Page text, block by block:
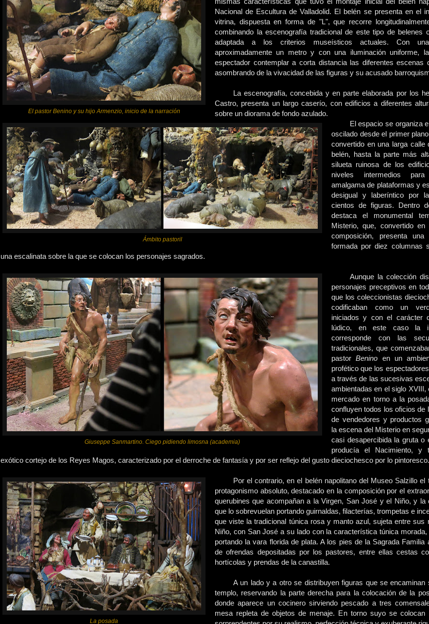
El pastor Benino y su hijo Armenzio, inicio de la narración
Nacional de Escultura de Valladolid. El belén se presenta en el
vitrina, dispuesta en forma de "L", que recorre
combinando la escenografía tradicional de este tipo de belenes
adaptada a los criterios museísticos actuales. Con
aproximadamente un metro y con una iluminación uniforme,
espectador contemplar a corta distancia las diferentes escenas
asombrando de la vivacidad de las figuras y su acusado
La escenografía, concebida y en parte elaborada por los
Castro, presenta un largo caserío, con edificios a diferentes
sobre un diorama de fondo azulado.
Ámbito pastoril
El espacio se organiza
oscilado desde el primer
convertido en una larga calle
belén, hasta la parte más
silueta ruinosa de los
niveles intermedios
amalgama de plataformas y
desigual y laberíntico por
cientos de figuras. Dentro
destaca el monumental
Misterio, que, convertido
composición, presenta
formada por diez columnas
una escalinata sobre la que se colocan los personajes sagrados.
Giuseppe Sanmartino. Ciego pidiendo limosna (academia)
Aunque la colección
personajes preceptivos en
que los coleccionistas
codificaban como un
iniciados y con el carácter
lúdico, en este caso la
corresponde con las
tradicionales, que
pastorBenino en un
profético que los
a través de las sucesivas
ambientadas en el siglo XVIII,
mercado en torno a la
confluyen todos los oficios de
de vendedores y productos
la escena del Misterio en
casi desapercibida la gruta o
producía el Nacimiento, y
exótico cortejo de los Reyes Magos, caracterizado por el derroche de fantasía y por ser reflejo del gusto dieciochesco por lo pintoresco.
La posada
Por el contrario, en el belén napolitano del Museo Salzillo el
protagonismo absoluto, destacado en la composición por el
querubines que acompañan a la Virgen, San José y el Niño, y la
que lo sobrevuelan portando guirnaldas, filacterías, trompetas e
que viste la tradicional túnica rosa y manto azul, sujeta entre sus
Niño, con San José a su lado con la característica túnica
portando la vara florida de plata. A los pies de la Sagrada Familia
de ofrendas depositadas por los pastores, entre ellas cestas
hortícolas y prendas de la canastilla.
A un lado y a otro se distribuyen figuras que se encaminan
templo, reservando la parte derecha para la colocación de la
donde aparece un cocinero sirviendo pescado a tres
mesa repleta de objetos de menaje. En torno suyo se colocan